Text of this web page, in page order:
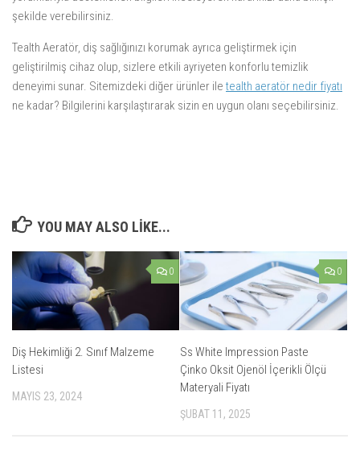
şekilde verebilirsiniz.
Tealth Aeratör, diş sağlığınızı korumak ayrıca geliştirmek için
geliştirilmiş cihaz olup, sizlere etkili ayriyeten konforlu temizlik
deneyimi sunar. Sitemizdeki diğer ürünler ile tealth aeratör nedir fiyatı
ne kadar? Bilgilerini karşılaştırarak sizin en uygun olanı seçebilirsiniz.
YOU MAY ALSO LIKE...
0
Diş Hekimliği 2. Sınıf Malzeme
Listesi
MAYIS 23, 2024
0
Ss White Impression Paste
Çinko Oksit Ojenöl İçerikli Ölçü
Materyali Fiyatı
ŞUBAT 11, 2025